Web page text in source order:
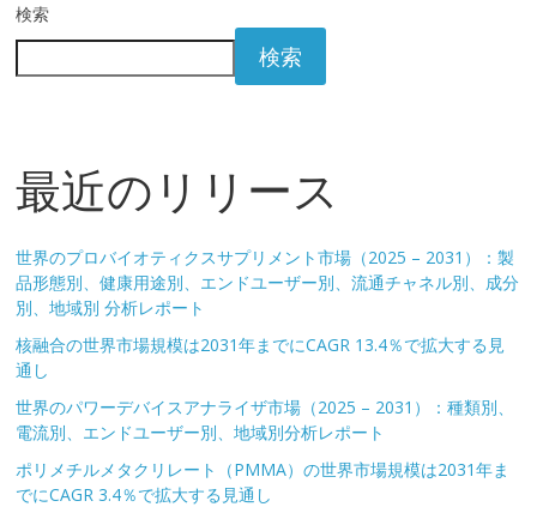
検索
検索
最近のリリース
世界のプロバイオティクスサプリメント市場（2025 – 2031）：製
品形態別、健康用途別、エンドユーザー別、流通チャネル別、成分
別、地域別 分析レポート
核融合の世界市場規模は2031年までにCAGR 13.4％で拡大する見
通し
世界のパワーデバイスアナライザ市場（2025 – 2031）：種類別、
電流別、エンドユーザー別、地域別分析レポート
ポリメチルメタクリレート（PMMA）の世界市場規模は2031年ま
でにCAGR 3.4％で拡大する見通し